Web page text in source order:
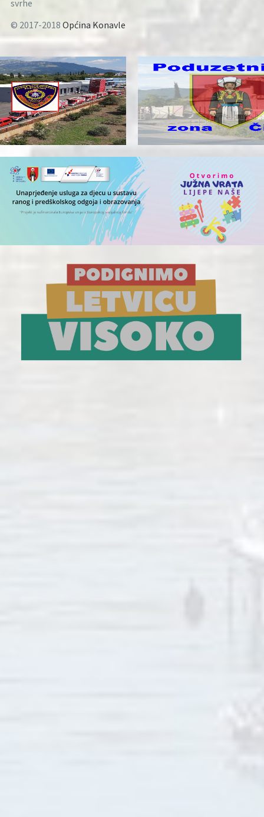
svrhe
© 2017-2018 Općina Konavle